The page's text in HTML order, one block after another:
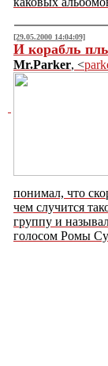
[29.05.2000 14:04:09]
И корабль
Mr.Parker, <
понимал, что
чем случится
группу и
голосом Ромы